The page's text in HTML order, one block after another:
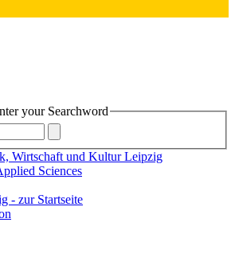
your Searchword
Wirtschaft und Kultur Leipzig
Sciences